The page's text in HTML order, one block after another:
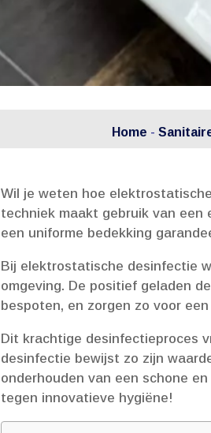
Home -
Wil je weten hoe
techniek maakt gebruik van een
een uniforme bedekking
Bij elektrostatische desinfectie
omgeving.​ De positief geladen
bespoten, en zorgen zo voor
Dit krachtige desinfectieproces
desinfectie bewijst zo zijn
onderhouden van een schone
tegen innovatieve hygiëne!